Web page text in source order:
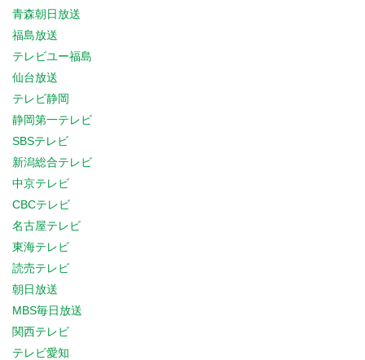
青森朝日放送
福島放送
テレビユー福島
仙台放送
テレビ静岡
静岡第一テレビ
SBSテレビ
新潟総合テレビ
中京テレビ
CBCテレビ
名古屋テレビ
東海テレビ
読売テレビ
朝日放送
MBS毎日放送
関西テレビ
テレビ愛知